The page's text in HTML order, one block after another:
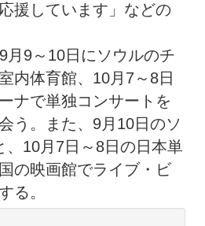
援しています」などの
月9～10日にソウルのチ
内体育館、10月7～8日
ナで単独コンサートを
う。また、9月10日のソ
、10月7日～8日の日本単
の映画館でライブ・ビ
る。